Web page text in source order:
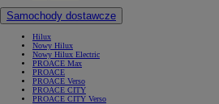
Samochody dostawcze
Hilux
Nowy Hilux
Nowy Hilux Electric
PROACE Max
PROACE
PROACE Verso
PROACE CITY
PROACE CITY Verso